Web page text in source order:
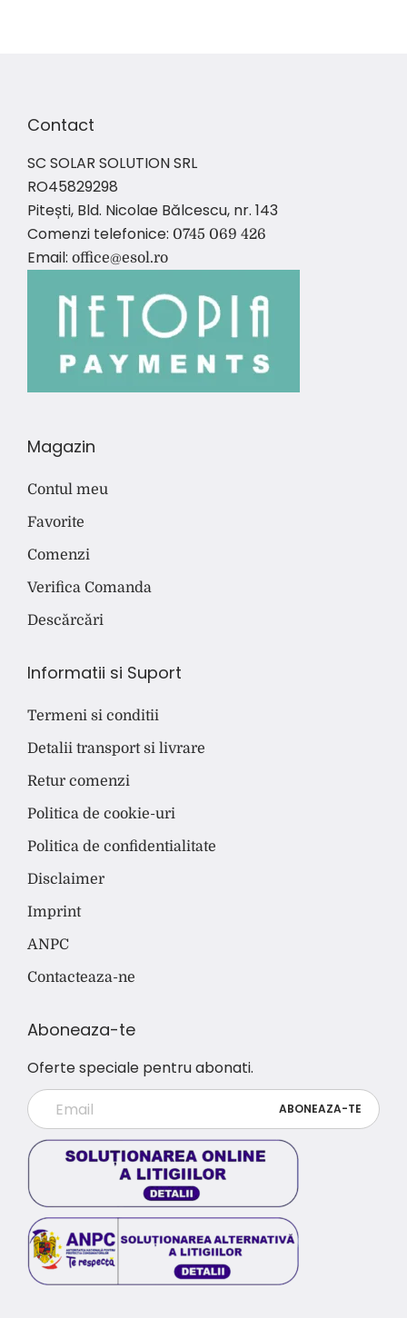
Contact
SC SOLAR SOLUTION SRL
RO45829298
Pitești, Bld. Nicolae Bălcescu, nr. 143
Comenzi telefonice: 0745 069 426
Email: office@esol.ro
Magazin
Contul meu
Favorite
Comenzi
Verifica Comanda
Descărcări
Informatii si Suport
Termeni si conditii
Detalii transport si livrare
Retur comenzi
Politica de cookie-uri
Politica de confidentialitate
Disclaimer
Imprint
ANPC
Contacteaza-ne
Aboneaza-te
Oferte speciale pentru abonati.